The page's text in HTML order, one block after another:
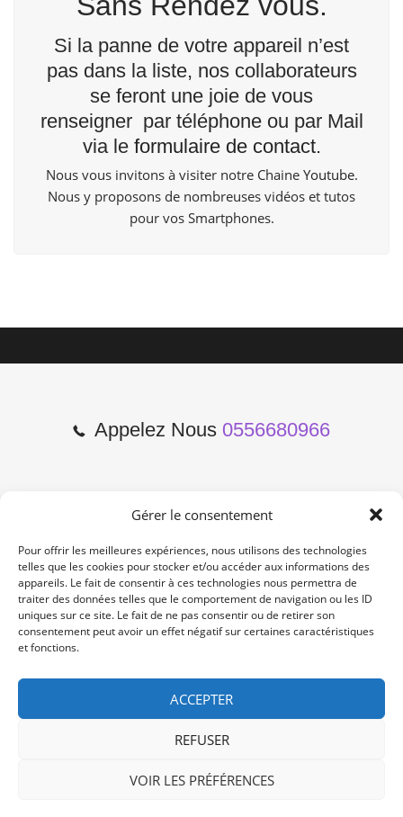
Gérer le consentement
Pour offrir les meilleures expériences, nous utilisons des technologies
telles que les cookies pour stocker et/ou accéder aux informations des
appareils. Le fait de consentir à ces technologies nous permettra de
traiter des données telles que le comportement de navigation ou les ID
uniques sur ce site. Le fait de ne pas consentir ou de retirer son
consentement peut avoir un effet négatif sur certaines caractéristiques
et fonctions.
ACCEPTER
REFUSER
VOIR LES PRÉFÉRENCES
Si la panne de votre appareil n’est
pas dans la liste, nos collaborateurs
se feront une joie de vous
renseigner par téléphone ou par Mail
via le formulaire de contact.
Nous vous invitons à visiter notre Chaine Youtube.
Nous y proposons de nombreuses vidéos et tutos
pour vos Smartphones.
Appelez Nous 0556680966
2 Cours de l'Yser 33800
Bordeaux
Lun-Samedi: 10:00 -19:00
Non Stop
/ /